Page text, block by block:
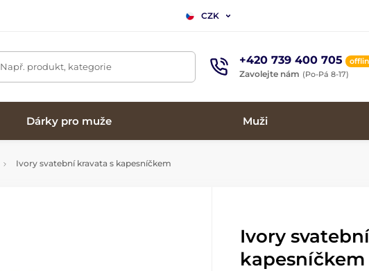
CZK
Např. produkt, kategorie +420 739 400 705
Zavolejte nám (Po-Pá 8-17)
Dárky pro muže Muži
Ivory svatební kravata s kapesníčkem
Ivory
kapesníčkem